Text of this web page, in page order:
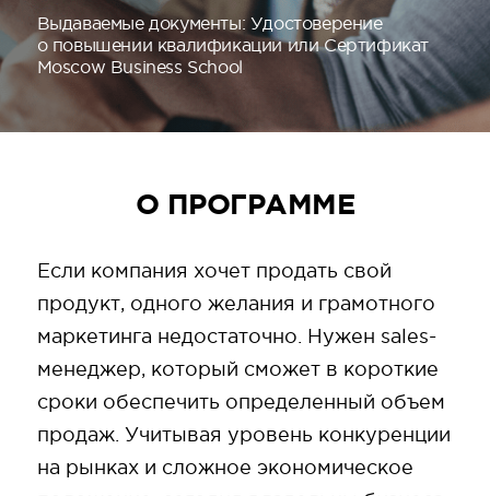
Выдаваемые документы:Удостоверение
о повышении квалификации или Сертификат
Moscow Business School
О ПРОГРАММЕ
Если компания хочет продать свой
продукт, одного желания и грамотного
маркетинга недостаточно. Нужен sales-
менеджер, который сможет в короткие
сроки обеспечить определенный объем
продаж. Учитывая уровень конкуренции
на рынках и сложное экономическое